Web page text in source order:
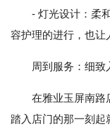
- 灯光设计：柔和
容护理的进行，也让
周到服务：细致
在雅业玉屏南路
踏入店门的那一刻起